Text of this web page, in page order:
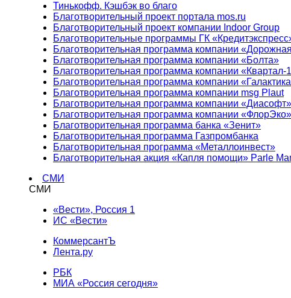
Тинькофф. Кэшбэк во благо
Благотворительный проект портала mos.ru
Благотворительный проект компании Indoor Group
Благотворительные программы ГК
Благотворительная программа компании
Благотворительная программа компании «Болта»
Благотворительная программа компании «Квартал-
Благотворительная программа компании
Благотворительная программа компании msg Plaut
Благотворительная программа компании «Диасофт»
Благотворительная программа компании «ФлорЭко»
Благотворительная программа банка «Зенит»
Благотворительная программа Газпромбанка
Благотворительная программа «Металлоинвест»
Благотворительная акция «Капля помощи» Parle
СМИ
СМИ
«Вести», Россия 1
ИС «Вести»
КоммерсантЪ
Лента.ру
РБК
МИА «Россия сегодня»